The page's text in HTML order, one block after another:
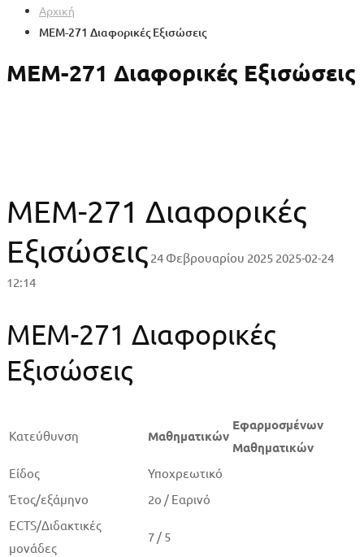
Αρχική
MEM-271 Διαφορικές Εξισώσεις
MEM-271 Διαφορικές Εξισώσεις
MEM-271 Διαφορικές
Εξισώσεις 24 Φεβρουαρίου 2025 2025-02-24
12:14
MEM-271 Διαφορικές
Εξισώσεις
Κατεύθυνση Μαθηματικών
Εφαρμοσμένων
Μαθηματικών
Είδος
Υποχρεωτικό
Έτος/εξάμηνο
2ο / Εαρινό
ECTS/Διδακτικές
μονάδες
7 / 5